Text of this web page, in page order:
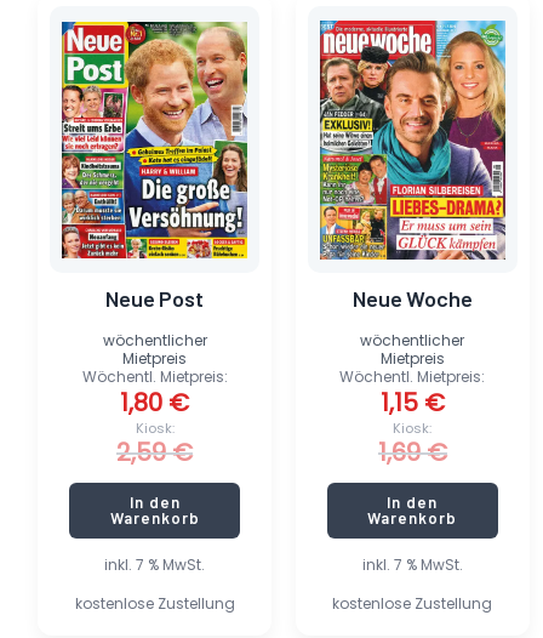
inkl. 7 % MwSt.
kostenlose Zustellung
Neue Post
Kiosk:
2,59€
Preis
war:
2,59 €
Wöchentl. Mietpreis:
1,80 €
Preis
ist:
1,80 €.
wöchentlicher
Mietpreis
In den
Warenkorb
inkl. 7 % MwSt.
kostenlose Zustellung
Neue Woche
Kiosk:
1,69€
Preis
war:
1,69 €
Wöchentl. Mietpreis:
1,15 €
Preis
ist:
1,15 €.
wöchentlicher
Mietpreis
In den
Warenkorb